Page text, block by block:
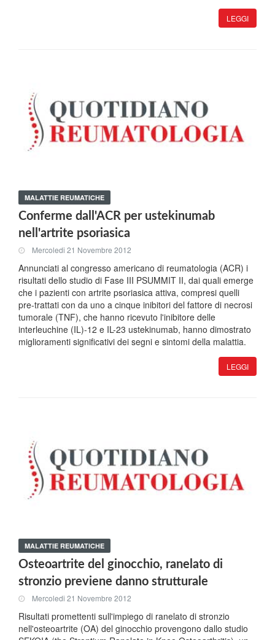
LEGGI
MALATTIE REUMATICHE
Conferme dall'ACR per ustekinumab
nell'artrite psoriasica
Mercoledi 21 Novembre 2012
Annunciati al congresso americano di reumatologia (ACR) i
risultati dello studio di Fase III PSUMMIT II, dai quali emerge
che i pazienti con artrite psoriasica attiva, compresi quelli
pre-trattati con da uno a cinque inibitori del fattore di necrosi
tumorale (TNF), che hanno ricevuto l'inibitore delle
interleuchine (IL)-12 e IL-23 ustekinumab, hanno dimostrato
miglioramenti significativi dei segni e sintomi della malattia.
LEGGI
MALATTIE REUMATICHE
Osteoartrite del ginocchio, ranelato di
stronzio previene danno strutturale
Mercoledi 21 Novembre 2012
Risultati promettenti sull'impiego di ranelato di stronzio
nell'osteoartrite (OA) del ginocchio provengono dallo studio